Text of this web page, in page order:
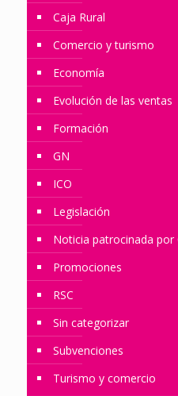
Caja Rural
Comercio y turismo
Economía
Evolución de las ventas
Formación
GN
ICO
Legislación
Noticia patrocinada por
Promociones
RSC
Sin categorizar
Subvenciones
Turismo y comercio